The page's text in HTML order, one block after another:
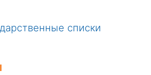
списки